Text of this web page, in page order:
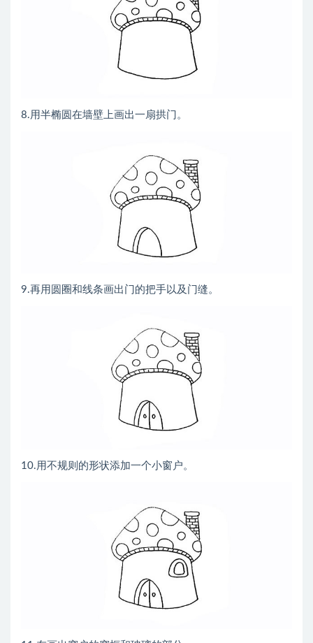
8.用半椭圆在墙壁上画出一扇拱门。
9.再用圆圈和线条画出门的把手以及门缝。
10.用不规则的形状添加一个小窗户。